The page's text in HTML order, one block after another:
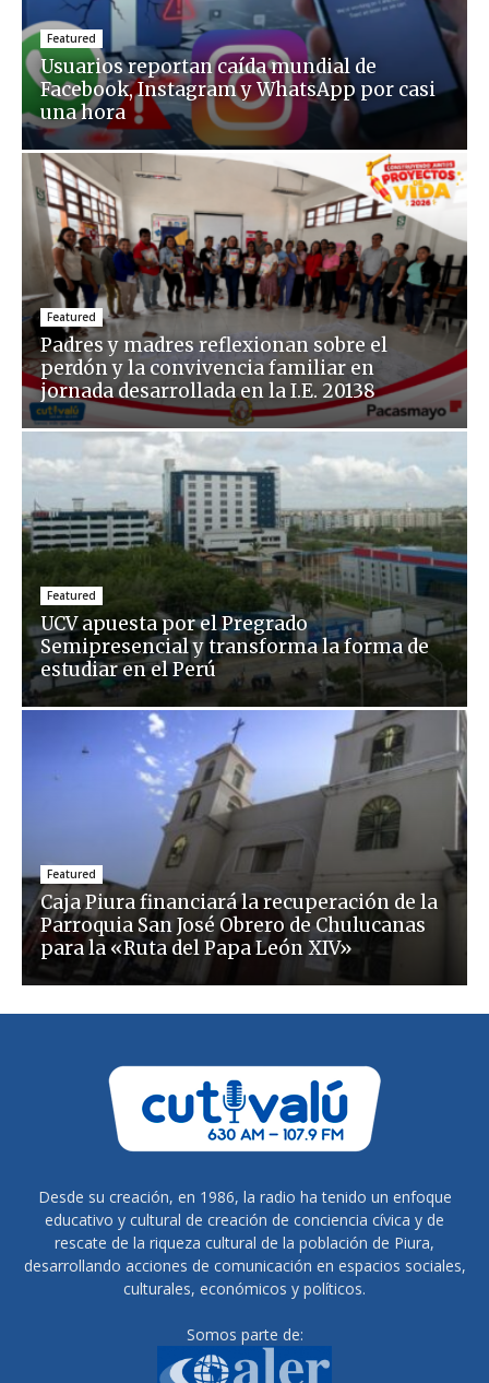
Featured
Usuarios reportan caída mundial de
Facebook, Instagram y WhatsApp por casi
una hora
Featured
Padres y madres reflexionan sobre el
perdón y la convivencia familiar en
jornada desarrollada en la I.E. 20138
Featured
UCV apuesta por el Pregrado
Semipresencial y transforma la forma de
estudiar en el Perú
Featured
Caja Piura financiará la recuperación de la
Parroquia San José Obrero de Chulucanas
para la «Ruta del Papa León XIV»
Desde su creación, en 1986, la radio ha tenido un enfoque
educativo y cultural de creación de conciencia cívica y de
rescate de la riqueza cultural de la población de Piura,
desarrollando acciones de comunicación en espacios sociales,
culturales, económicos y políticos.
Somos parte de: